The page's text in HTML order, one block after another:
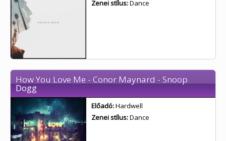
Zenei stílus:Dance
How You Love Me - Conor Maynard - Snoop
Dogg
Előadó:Hardwell
Zenei stílus:Dance